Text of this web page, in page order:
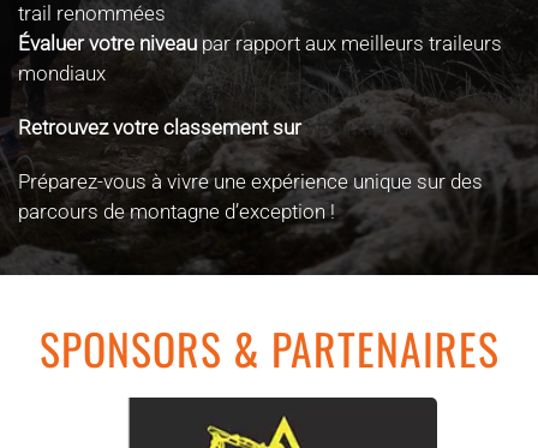
trail renommées
Évaluer votre niveau par rapport aux meilleurs traileurs
mondiaux
Retrouvez votre classement sur www.itra.run
Préparez-vous à vivre une expérience unique sur des
parcours de montagne d’exception !
SPONSORS & PARTENAIRES